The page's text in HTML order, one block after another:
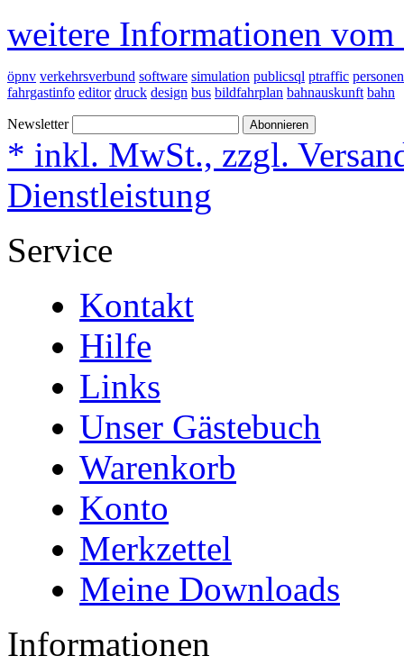
weitere Informationen
öpnv verkehrsverbund software simulation publicsql ptraffic
fahrgastinfo editor druck design bus bildfahrplan bahnauskunft bahn
Newsletter Abonnieren
* inkl. MwSt., zzgl.
Dienstleistung
Service
Kontakt
Hilfe
Links
Unser Gästebuch
Warenkorb
Konto
Merkzettel
Meine Downloads
Informationen